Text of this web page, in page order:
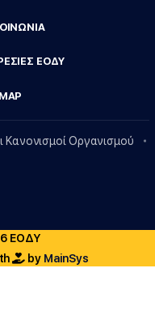
ΕΟΔΥ
Κανονισμοί Οργανισμού
ΕΟΔΥ
by MainSys